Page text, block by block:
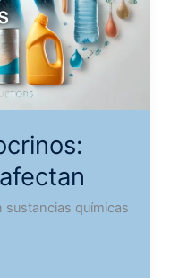
químicas